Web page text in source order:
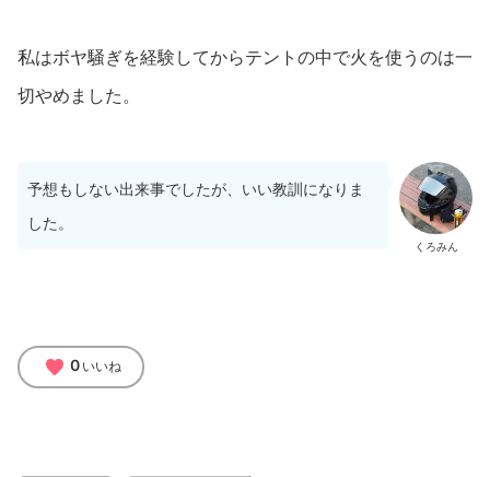
私はボヤ騒ぎを経験してからテントの中で火を使うのは一
切やめました。
くろみん
予想もしない出来事でしたが、いい教訓になりま
した。
favorite 0 いいね